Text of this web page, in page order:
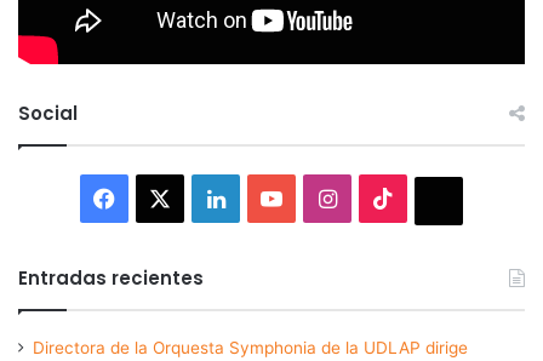
Social
Facebook LinkedInYouTubeInstagram
Entradas recientes
Directora de la Orquesta Symphonia de la UDLAP dirige